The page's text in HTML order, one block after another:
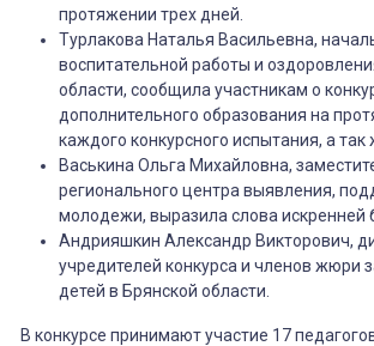
2022»
протяжении трех дней.
Турлакова Наталья Васильевна,
воспитательной работы и
области, сообщила участникам о
дополнительного образования на
каждого конкурсного испытания, а
Васькина Ольга Михайловна,
регионального центра выявления,
молодежи, выразила слова искренней
Андрияшкин Александр Викторович,
учредителей конкурса и членов жюри
детей в Брянской области.
В конкурсе принимают участие 17